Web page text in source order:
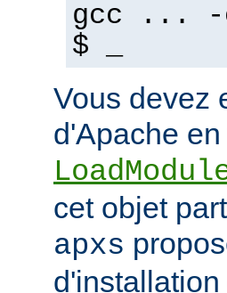
gcc ... -
$ _
Vous devez
d'Apache
cet objet
apxs